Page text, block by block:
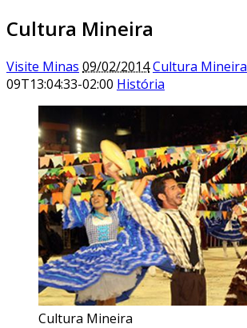
Cultura Mineira
Visite Minas 09/02/2014Cultura Mineira
09T13:04:33-02:00 História
Cultura Mineira